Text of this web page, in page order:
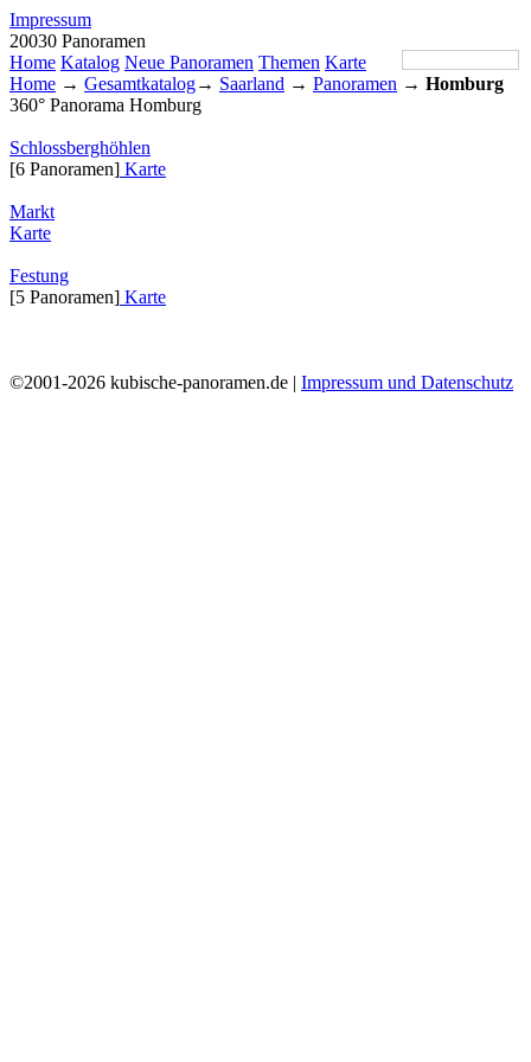
Impressum
20030 Panoramen
Home Katalog Neue Panoramen Themen Karte
Home → Gesamtkatalog→ Saarland → Panoramen → Homburg
360° Panorama Homburg
Schlossberghöhlen
[6 Panoramen] Karte
Markt
Karte
Festung
[5 Panoramen] Karte
©2001-2026 kubische-panoramen.de | Impressum und Datenschutz